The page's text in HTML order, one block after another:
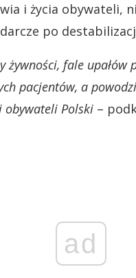
i życia obywateli,
po
żywności, fale
pacjentów, a
obywateli Polski –
ad